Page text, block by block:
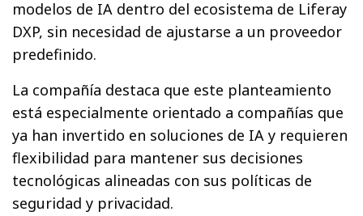
modelos de IA dentro del ecosistema de Liferay
DXP, sin necesidad de ajustarse a un proveedor
predefinido.
La compañía destaca que este planteamiento
está especialmente orientado a compañías que
ya han invertido en soluciones de IA y requieren
flexibilidad para mantener sus decisiones
tecnológicas alineadas con sus políticas de
seguridad y privacidad.